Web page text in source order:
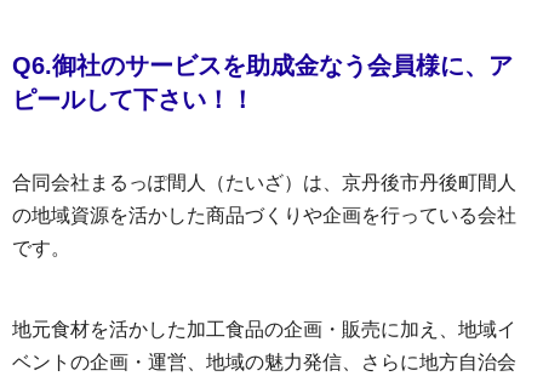
Q6.御社のサービスを助成金なう会員様に、ア
ピールして下さい！！
合同会社まるっぽ間人（たいざ）は、京丹後市丹後町間人
の地域資源を活かした商品づくりや企画を行っている会社
です。
地元食材を活かした加工食品の企画・販売に加え、地域イ
ベントの企画・運営、地域の魅力発信、さらに地方自治会